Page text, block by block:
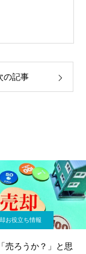
の記事
お役立ち情報
売ろうか？」と思